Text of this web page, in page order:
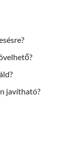
javítható?